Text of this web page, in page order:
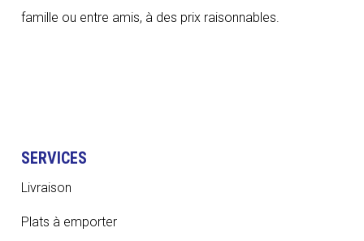
famille ou entre amis, à des prix raisonnables.
SERVICES
Livraison
Plats à emporter